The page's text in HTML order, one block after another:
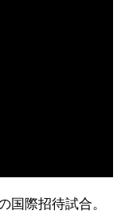
国際招待試合。